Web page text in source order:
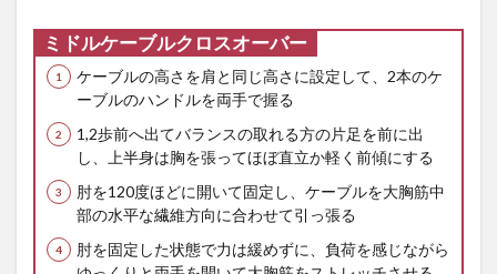
ミドルケーブルクロスオーバー
ケーブルの高さを肩と同じ高さに設定して、2本のケ
ーブルのハンドルを両手で握る
1,2歩前へ出てバランスの取れる方の片足を前に出
し、上半身は胸を張ってほぼ直立か軽く前傾にする
肘を120度ほどに開いて固定し、ケーブルを大胸筋中
部の水平な繊維方向に合わせて引っ張る
肘を固定した状態で力は緩めずに、負荷を感じながら